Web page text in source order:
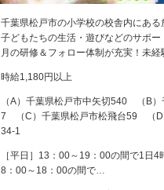
千葉県松戸市の小学校の校舎内にある
子どもたちの生活・遊びなどのサポー
月の研修＆フォロー体制が充実！未
時給1,180円以上
（A）千葉県松戸市中矢切540 （B
7 （C）千葉県松戸市松飛台59 （D
34-1
［平日］13：00～19：00の間で1日4
8：00～18：00の間で…